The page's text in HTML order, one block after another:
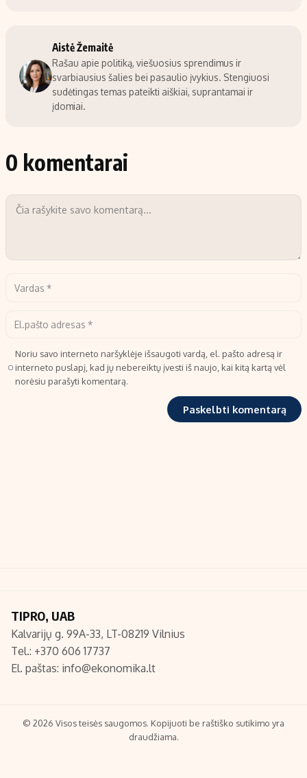
Aistė Žemaitė
Rašau apie politiką, viešuosius sprendimus ir
svarbiausius šalies bei pasaulio įvykius. Stengiuosi
sudėtingas temas pateikti aiškiai, suprantamai ir
įdomiai.
0 komentarai
Noriu savo interneto naršyklėje išsaugoti vardą, el. pašto adresą ir
interneto puslapį, kad jų nebereiktų įvesti iš naujo, kai kitą kartą vėl
norėsiu parašyti komentarą.
TIPRO, UAB
Kalvarijų g. 99A-33, LT-08219 Vilnius
Tel.: +370 606 17737
El. paštas: info@ekonomika.lt
© 2026 Visos teisės saugomos. Kopijuoti be raštiško sutikimo yra
draudžiama.